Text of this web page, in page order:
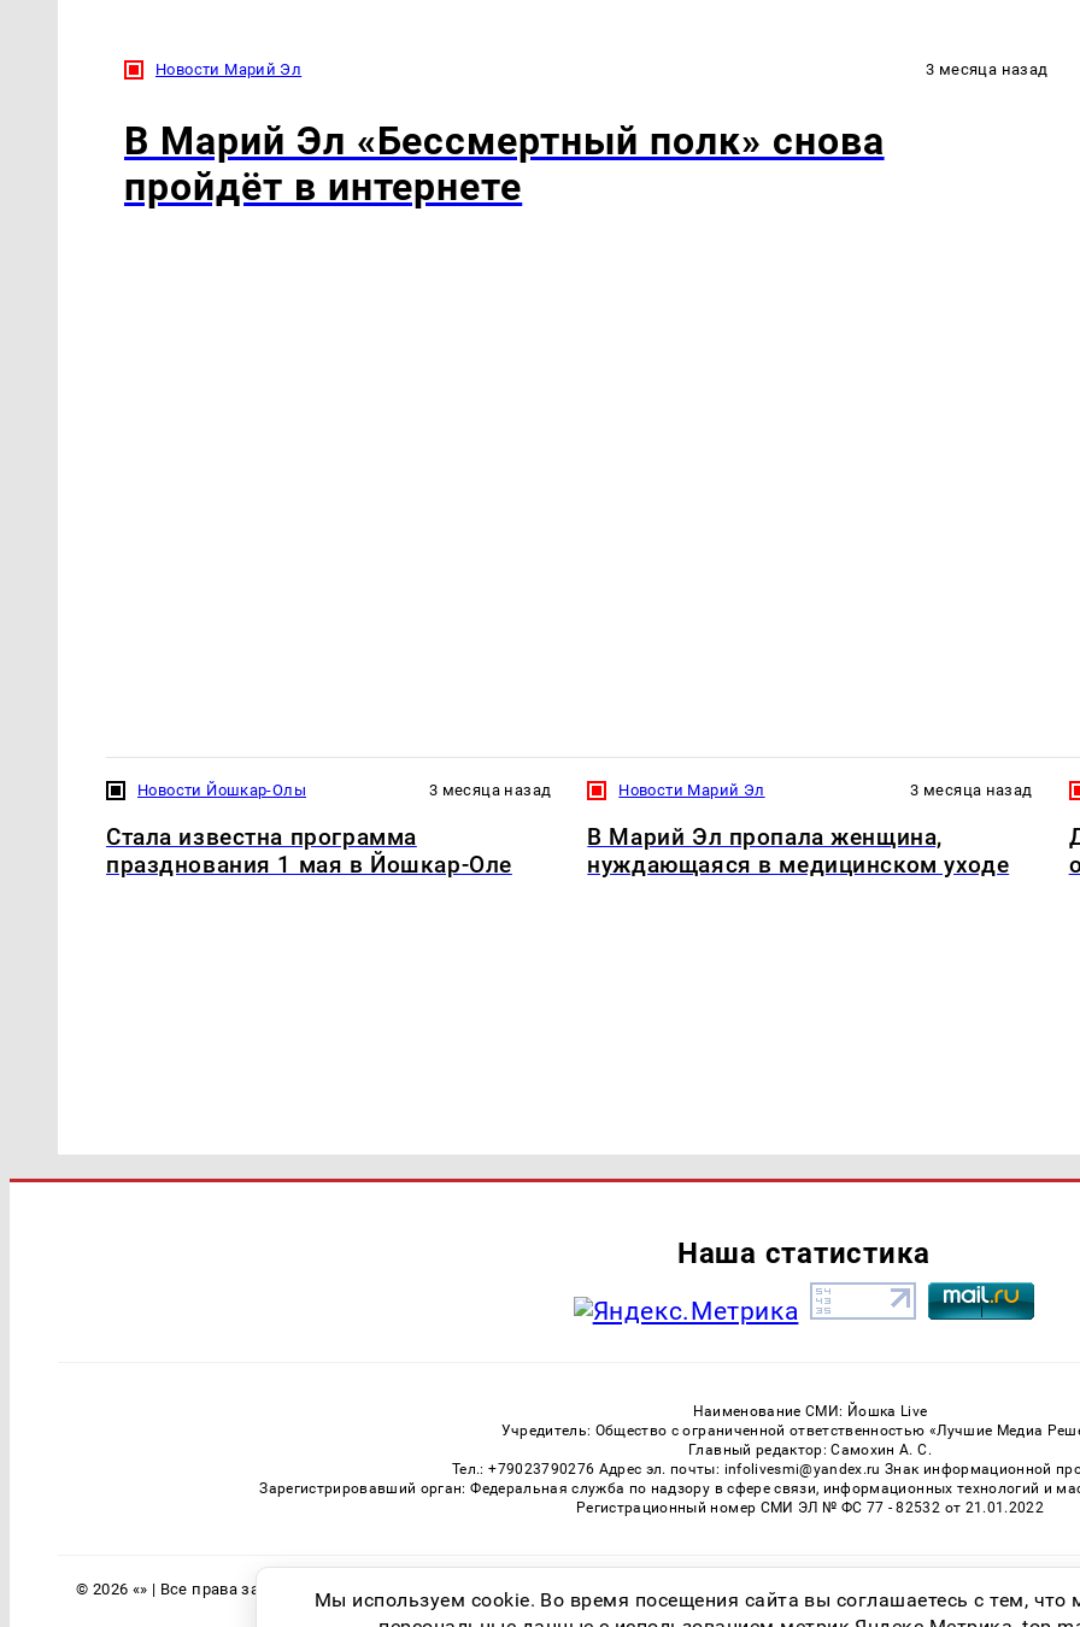
Новости Марий Эл 3 месяца назад
В Марий Эл «Бессмертный полк» снова
пройдёт в интернете
Новости Йошкар-Олы 3 месяца назад
Стала известна программа
празднования 1 мая в Йошкар-Оле
Новости Марий Эл 3 месяца назад
В Марий Эл пропала женщина,
нуждающаяся в медицинском уходе
Наша статистика
Наименование СМИ: Йошка Live
Учредитель: Общество с ограниченной ответственностью «Лучшие Медиа
Главный редактор: Самохин А. С.
Тел.: +79023790276 Адрес эл. почты: infolivesmi@yandex.ru Знак информационной
Зарегистрировавший орган: Федеральная служба по надзору в сфере связи, информационных технологий и
Регистрационный номер СМИ ЭЛ № ФС 77 - 82532 от 21.01.2022
© 2026 «» | Все права защищены Возрастная категория сайта 16+
Мы используем cookie. Во время посещения сайта вы соглашаетесь с тем,